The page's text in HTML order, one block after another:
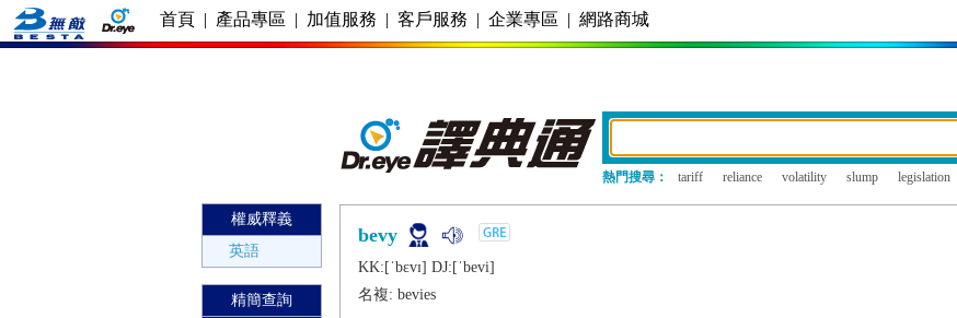
首頁 | 產品專區 | 加值服務 | 客戶服務 | 企業專區 | 網路商城
熱門搜尋： tariff reliance volatility slump legislation
權威釋義
英語
精簡查詢
bevy
KK:[ˈbɛvɪ] DJ:[ˈbеvi]
名複: bevies